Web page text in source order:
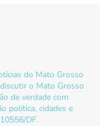
do Mato Grosso
o Mato Grosso
de verdade com
política, cidades e
DF.